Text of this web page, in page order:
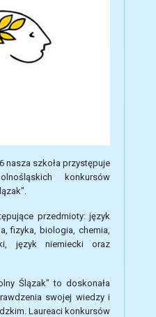
nasza szkoła przystępuje
konkursów
przedmioty: język
fizyka, biologia, chemia,
język niemiecki oraz
Ślązak" to doskonała
swojej wiedzy i
Laureaci konkursów